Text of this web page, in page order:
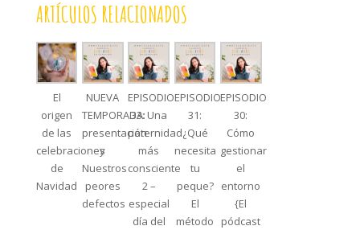
ARTÍCULOS RELACIONADOS
El
origen
de las
celebraciones
de
Navidad
NUEVA
TEMPORADA:
presentación
y
Nuestros
peores
defectos
EPISODIO
33: Una
paternidad
más
consciente
2 –
especial
día del
EPISODIO
31:
¿Qué
necesita
tu
peque?
El
método
EPISODIO
30:
Cómo
gestionar
el
entorno
{El
pódcast